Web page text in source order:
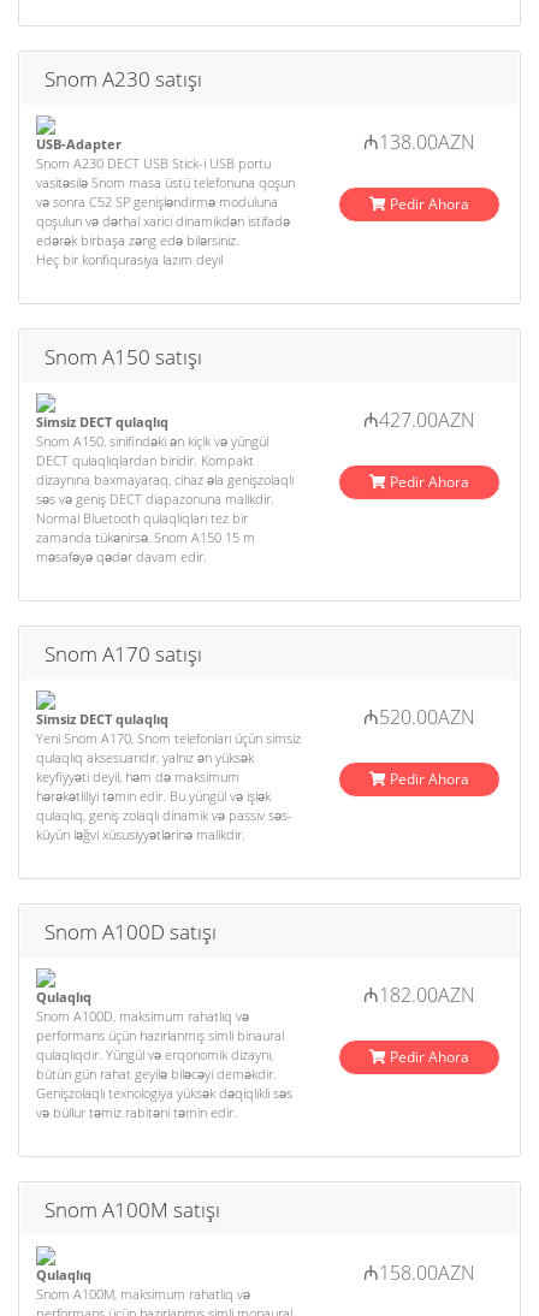
Snom A230 satışı
USB-Adapter
Snom A230 DECT USB Stick-i USB portu
vasitəsilə Snom masa üstü telefonuna qoşun
və sonra C52 SP genişləndirmə moduluna
qoşulun və dərhal xarici dinamikdən istifadə
edərək birbaşa zəng edə bilərsiniz.
Heç bir konfiqurasiya lazım deyil
₼138.00AZN
Pedir Ahora
Snom A150 satışı
Simsiz DECT qulaqlıq
Snom A150, sinifindəki ən kiçik və yüngül
DECT qulaqlıqlardan biridir. Kompakt
dizaynına baxmayaraq, cihaz əla genişzolaqlı
səs və geniş DECT diapazonuna malikdir.
Normal Bluetooth qulaqlıqları tez bir
zamanda tükənirsə, Snom A150 15 m
məsafəyə qədər davam edir.
₼427.00AZN
Pedir Ahora
Snom A170 satışı
Simsiz DECT qulaqlıq
Yeni Snom A170, Snom telefonları üçün simsiz
qulaqlıq aksesuarıdır, yalnız ən yüksək
keyfiyyəti deyil, həm də maksimum
hərəkətliliyi təmin edir. Bu yüngül və işlək
qulaqlıq, geniş zolaqlı dinamik və passiv səs-
küyün ləğvi xüsusiyyətlərinə malikdir.
₼520.00AZN
Pedir Ahora
Snom A100D satışı
Qulaqlıq
Snom A100D, maksimum rahatlıq və
performans üçün hazırlanmış simli binaural
qulaqlıqdır. Yüngül və erqonomik dizaynı,
bütün gün rahat geyilə biləcəyi deməkdir.
Genişzolaqlı texnologiya yüksək dəqiqlikli səs
və büllur təmiz rabitəni təmin edir.
₼182.00AZN
Pedir Ahora
Snom A100M satışı
Qulaqlıq
Snom A100M, maksimum rahatlıq və
₼158.00AZN